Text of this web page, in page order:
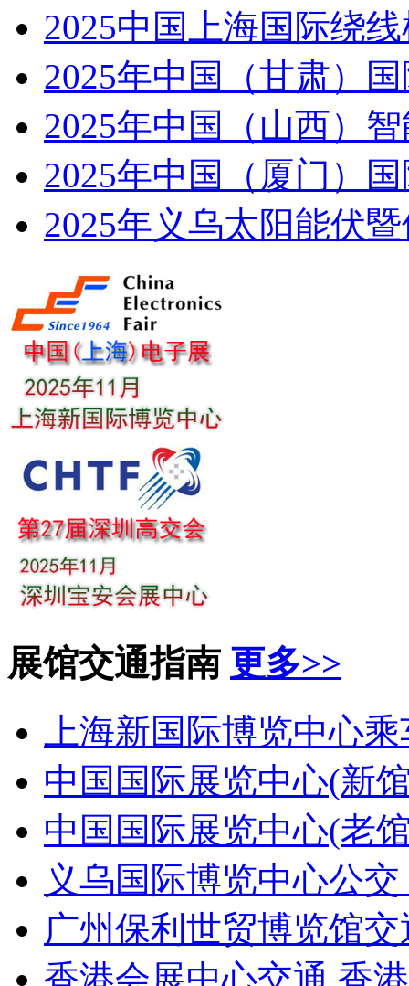
2025中国上海国际绕
2025年中国（甘肃）
2025年中国（山西）
2025年中国（厦门）
2025年义乌太阳能伏
展馆交通指南 更多>>
上海新国际博览中心
中国国际展览中心(新
中国国际展览中心(老
义乌国际博览中心公
广州保利世贸博览馆
香港会展中心交通 香